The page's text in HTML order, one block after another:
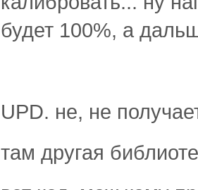
будет 100%, а
UPD. не, не
там другая